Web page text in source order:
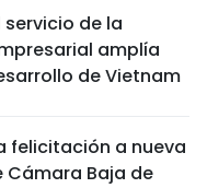
de la
amplía
de Vietnam
felicitación a nueva
Cámara Baja de